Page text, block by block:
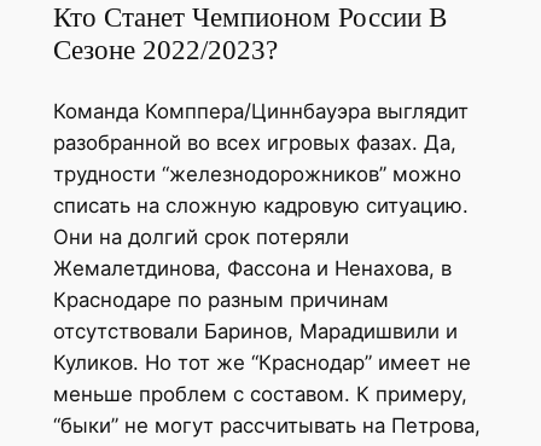
Кто Станет Чемпионом России В
Сезоне 2022/2023?
Команда Комппера/Циннбауэра выглядит
разобранной во всех игровых фазах. Да,
трудности “железнодорожников” можно
списать на сложную кадровую ситуацию.
Они на долгий срок потеряли
Жемалетдинова, Фассона и Ненахова, в
Краснодаре по разным причинам
отсутствовали Баринов, Марадишвили и
Куликов. Но тот же “Краснодар” имеет не
меньше проблем с составом. К примеру,
“быки” не могут рассчитывать на Петрова,